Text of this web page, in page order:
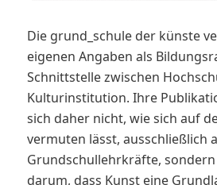
Die grund_schule der künste
eigenen Angaben als
Schnittstelle zwischen
Kulturinstitution. Ihre
sich daher nicht, wie sich auf
vermuten lässt, ausschließlich
Grundschullehrkräfte,
darum, dass Kunst eine